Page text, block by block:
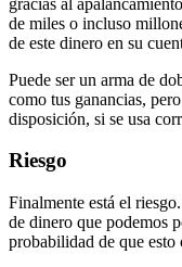
de miles o incluso
de este dinero en su
Puede ser un arma de
como tus ganancias,
disposición, si se usa
Riesgo
Finalmente está el
de dinero que podemos
probabilidad de que esto